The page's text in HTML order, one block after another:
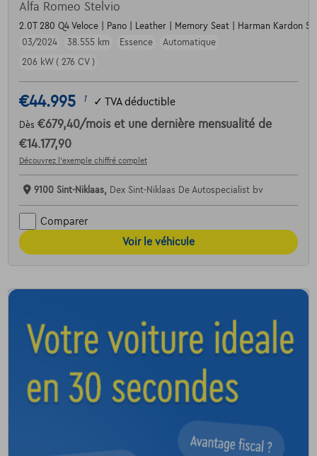
Alfa Romeo Stelvio
2.0T 280 Q4 Veloce | Pano | Leather | Memory Seat | Harman Kardon
03/2024
38.555 km Essence
Automatique
206 kW ( 276 CV )
€44.995 1 ✓ TVA déductible
Dès €679,40/mois et une dernière mensualité de
€14.177,90
Découvrez l’exemple chiffré complet
9100 Sint-Niklaas, Dex Sint-Niklaas De Autospecialist bv
Comparer
Voir le véhicule